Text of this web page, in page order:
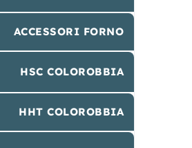
ACCESSORI FORNO
HSC COLOROBBIA
HHT COLOROBBIA